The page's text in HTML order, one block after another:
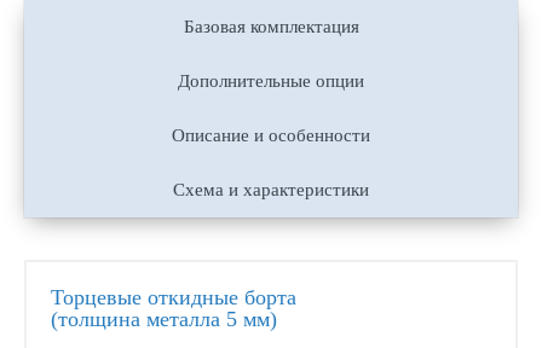
Базовая комплектация
Дополнительные опции
Описание и особенности
Схема и характеристики
Торцевые откидные борта
(толщина металла 5 мм)